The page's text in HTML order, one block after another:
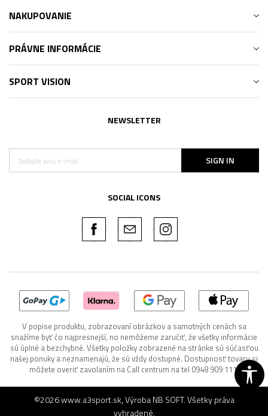
NAKUPOVANIE
PRÁVNE INFORMÁCIE
SPORT VISION
NEWSLETTER
SIGN IN
SOCIAL ICONS
V popise produktu, zobrazovaní obrázkov a samotných cenách sa
snažíme byť čo najpresnejší, no nemôžeme zaručiť, že všetky informácie
sú úplné a bezchybné. Všetky položky zobrazené na stránke sú súčasťou
našej ponuky a neznamenajú, že sú vždy dostupné. Dostupnosť tovaru si
môžete overiť zavolaním na Call centrum na tel 0948 909 111.
©2026www.a3sport.sk, VýrobaNB SOFT. Všetky práva
vyhradené.